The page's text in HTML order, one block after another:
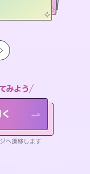
みよう
へ遷移します